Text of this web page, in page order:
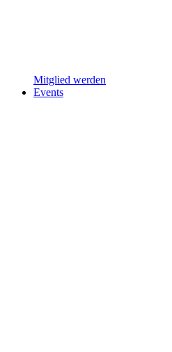
Mitglied werden
Events